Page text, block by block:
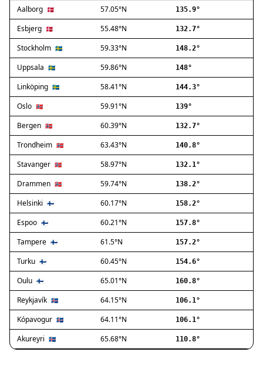
Haderslev
Albertslund
Allerød
Ballerup
Birkerød
Brøndby
Charlottenlund
Dragør
Farum
Fredensborg
Frederiksberg
Frederikssund
Frederiksværk
Gentofte
Gladsaxe
Glostrup
Greve
Hedehusene
Herlev
Hvidovre
Høje-Taastrup
Ishøj
Jyllinge
Lillerød
Lyngby
Aalborg 🇩🇰 57.05°N 135.9°
Esbjerg 🇩🇰 55.48°N 132.7°
Stockholm 🇸🇪 59.33°N 148.2°
Uppsala 🇸🇪 59.86°N 148°
Linköping 🇸🇪 58.41°N 144.3°
Oslo 🇳🇴 59.91°N 139°
Bergen 🇳🇴 60.39°N 132.7°
Trondheim 🇳🇴 63.43°N 140.8°
Stavanger 🇳🇴 58.97°N 132.1°
Drammen 🇳🇴 59.74°N 138.2°
Helsinki 🇫🇮 60.17°N 158.2°
Espoo 🇫🇮 60.21°N 157.8°
Tampere 🇫🇮 61.5°N 157.2°
Turku 🇫🇮 60.45°N 154.6°
Oulu 🇫🇮 65.01°N 160.8°
Reykjavík 🇮🇸 64.15°N 106.1°
Kópavogur 🇮🇸 64.11°N 106.1°
Akureyri 🇮🇸 65.68°N 110.8°